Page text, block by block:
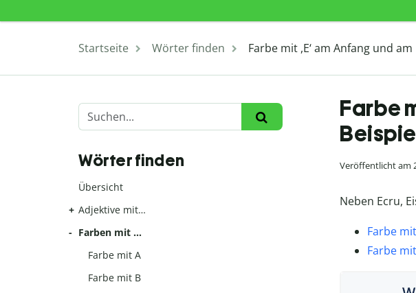
Startseite Wörter finden Farbe mit ,E‘ am Anfang und
Farbe
Veröffentlicht am
Neben Ecru,
Farbe
Farbe
Wörter finden
Übersicht
Adjektive mit…
Farben mit …
Farbe mit A
Farbe mit B